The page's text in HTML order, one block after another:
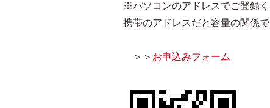
※パソコンのアドレスでご登録く
携帯のアドレスだと容量の関係
＞＞ お申込みフォーム